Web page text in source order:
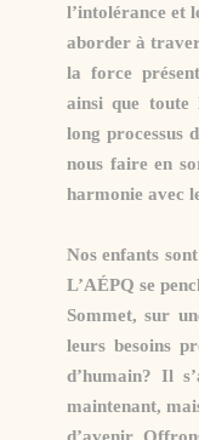
l’intolérance et
aborder à
la force
ainsi que toute
long processus
nous faire en
harmonie avec
Nos enfants
L’AÉPQ se
Sommet, sur
leurs besoins
d’humain? Il
maintenant,
d’avenir.